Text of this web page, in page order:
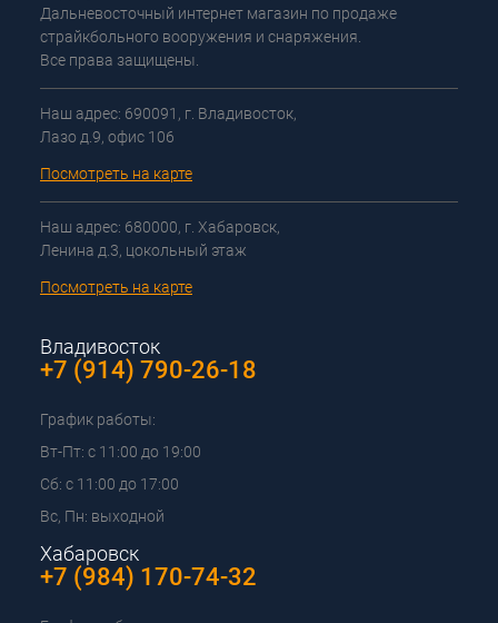
Дальневосточный интернет магазин по продаже
страйкбольного вооружения и снаряжения.
Все права защищены.
Наш адрес: 690091, г. Владивосток,
Лазо д.9, офис 106
Посмотреть на карте
Наш адрес: 680000, г. Хабаровск,
Ленина д.3, цокольный этаж
Посмотреть на карте
Владивосток
+7 (914) 790-26-18
График работы:
Вт-Пт: с 11:00 до 19:00
Сб: с 11:00 до 17:00
Вс, Пн: выходной
Хабаровск
+7 (984) 170-74-32